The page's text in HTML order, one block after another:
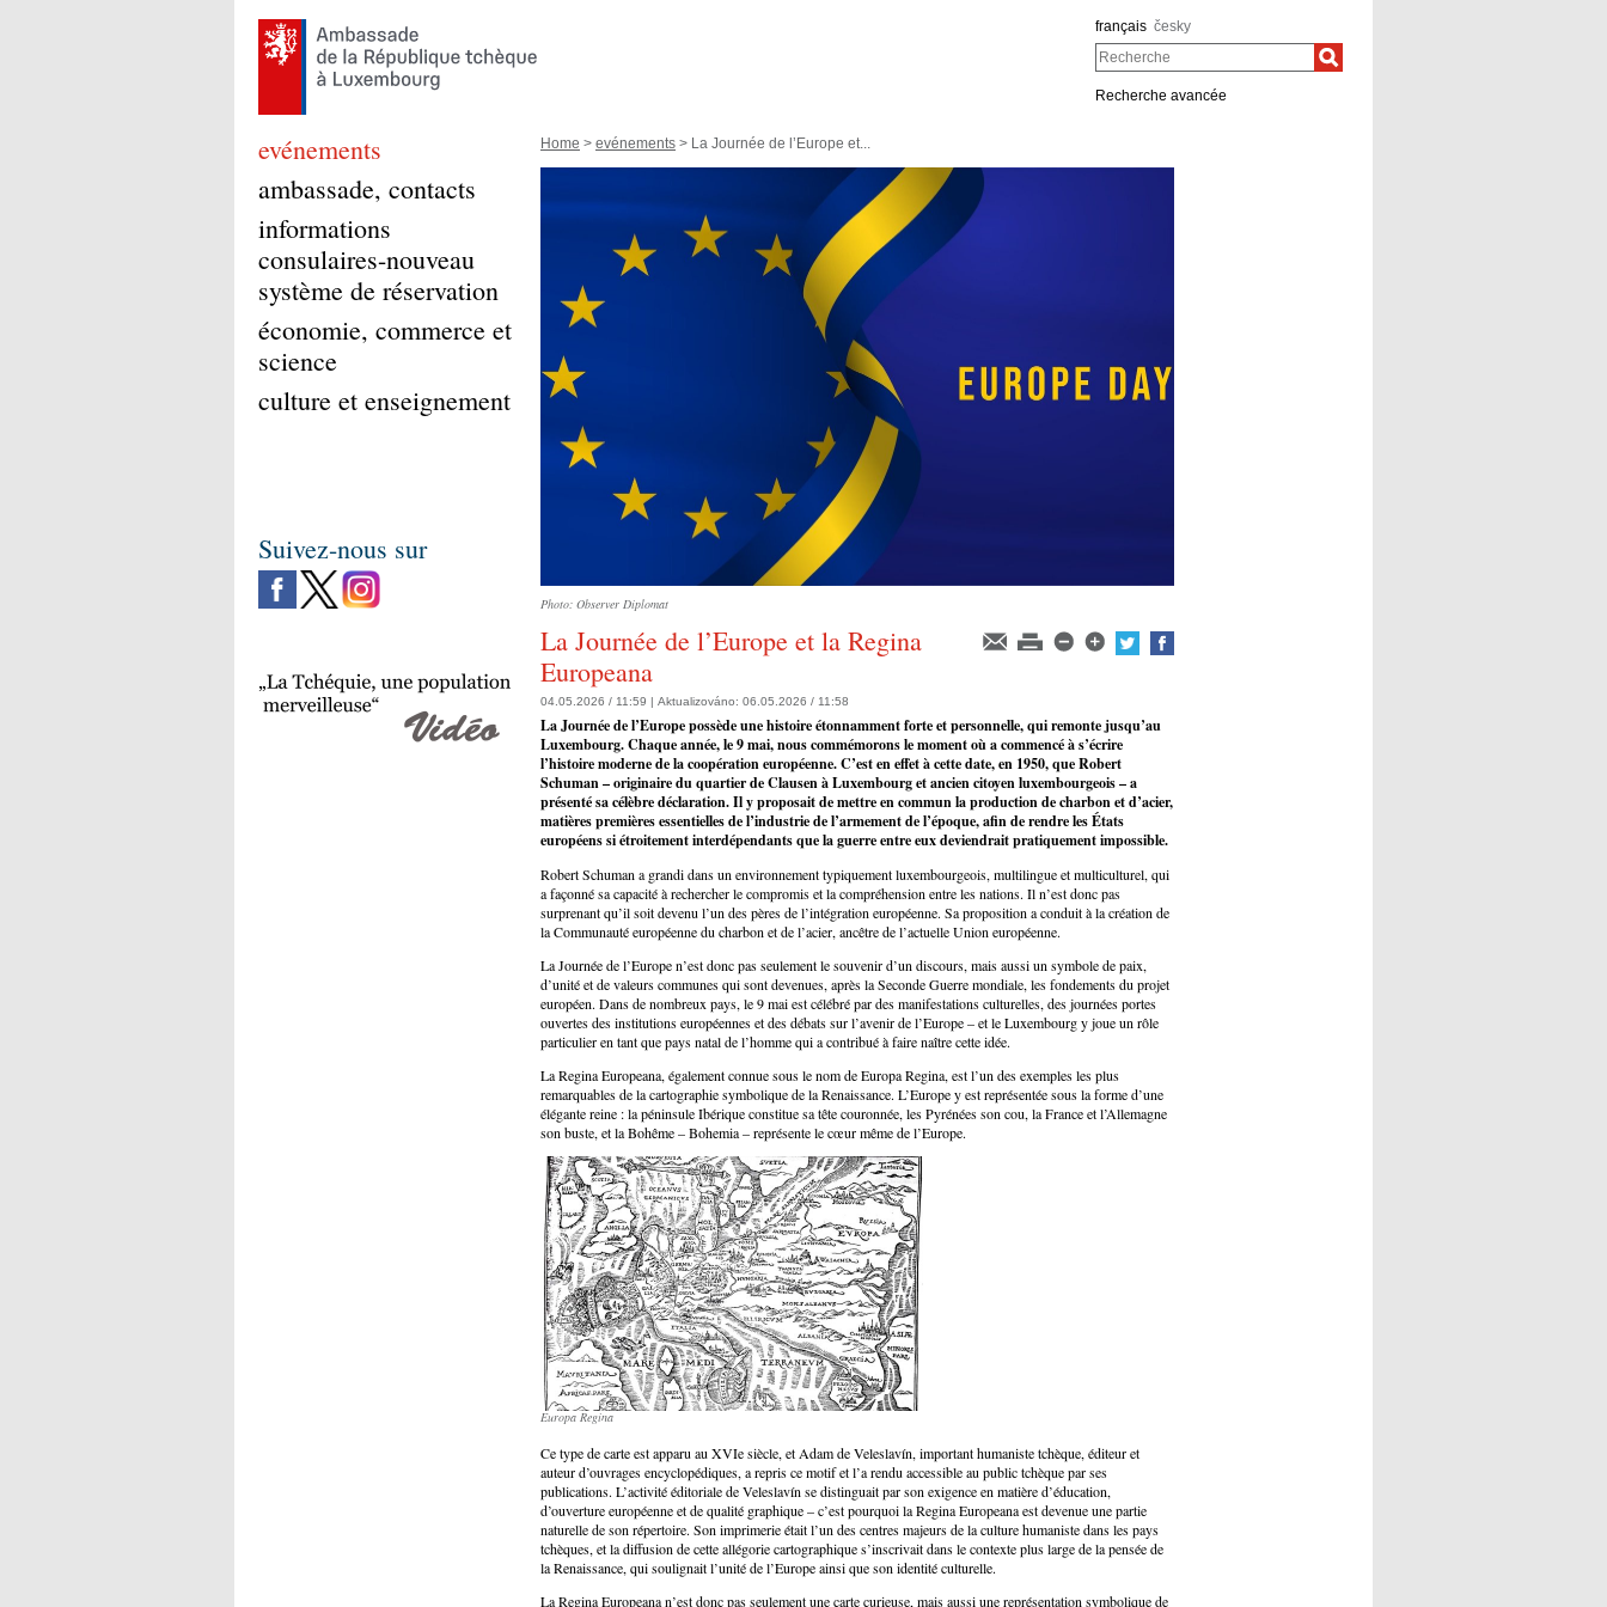
français česky
Recherche
Recherche avancée
Home > evénements > La Journée de l’Europe et...
Photo: Observer Diplomat
La Journée de l’Europe et la Regina
Europeana
04.05.2026 / 11:59 | Aktualizováno: 06.05.2026 / 11:58
La Journée de l’Europe possède une histoire étonnamment forte et personnelle, qui remonte jusqu’au
Luxembourg. Chaque année, le 9 mai, nous commémorons le moment où a commencé à s’écrire
l’histoire moderne de la coopération européenne. C’est en effet à cette date, en 1950, que Robert
Schuman – originaire du quartier de Clausen à Luxembourg et ancien citoyen luxembourgeois – a
présenté sa célèbre déclaration. Il y proposait de mettre en commun la production de charbon et d’acier,
matières premières essentielles de l’industrie de l’armement de l’époque, afin de rendre les États
européens si étroitement interdépendants que la guerre entre eux deviendrait pratiquement impossible.
Robert Schuman a grandi dans un environnement typiquement luxembourgeois, multilingue et multiculturel, qui
a façonné sa capacité à rechercher le compromis et la compréhension entre les nations. Il n’est donc pas
surprenant qu’il soit devenu l’un des pères de l’intégration européenne. Sa proposition a conduit à la création de
la Communauté européenne du charbon et de l’acier, ancêtre de l’actuelle Union européenne.
La Journée de l’Europe n’est donc pas seulement le souvenir d’un discours, mais aussi un symbole de paix,
d’unité et de valeurs communes qui sont devenues, après la Seconde Guerre mondiale, les fondements du projet
européen. Dans de nombreux pays, le 9 mai est célébré par des manifestations culturelles, des journées portes
ouvertes des institutions européennes et des débats sur l’avenir de l’Europe – et le Luxembourg y joue un rôle
particulier en tant que pays natal de l’homme qui a contribué à faire naître cette idée.
La Regina Europeana, également connue sous le nom de Europa Regina, est l’un des exemples les plus
remarquables de la cartographie symbolique de la Renaissance. L’Europe y est représentée sous la forme d’une
élégante reine : la péninsule Ibérique constitue sa tête couronnée, les Pyrénées son cou, la France et l’Allemagne
son buste, et la Bohême – Bohemia – représente le cœur même de l’Europe.
Europa Regina
Ce type de carte est apparu au XVIe siècle, et Adam de Veleslavín, important humaniste tchèque, éditeur et
auteur d’ouvrages encyclopédiques, a repris ce motif et l’a rendu accessible au public tchèque par ses
publications. L’activité éditoriale de Veleslavín se distinguait par son exigence en matière d’éducation,
d’ouverture européenne et de qualité graphique – c’est pourquoi la Regina Europeana est devenue une partie
naturelle de son répertoire. Son imprimerie était l’un des centres majeurs de la culture humaniste dans les pays
tchèques, et la diffusion de cette allégorie cartographique s’inscrivait dans le contexte plus large de la pensée de
la Renaissance, qui soulignait l’unité de l’Europe ainsi que son identité culturelle.
La Regina Europeana n’est donc pas seulement une carte curieuse, mais aussi une représentation symbolique de
evénements
ambassade, contacts
informations
consulaires-nouveau
système de réservation
économie, commerce et
science
culture et enseignement
Suivez-nous sur